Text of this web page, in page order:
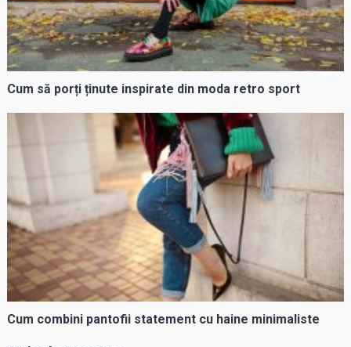
Cum să porți ținute inspirate din moda retro sport
Cum combini pantofii statement cu haine minimaliste